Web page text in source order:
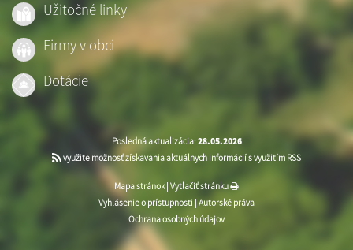
Užitočné linky
Firmy v obci
Dotácie
Posledná aktualizácia: 28.05.2026
využite možnosť získavania aktuálnych informácií s využitím RSS
Mapa stránok| Vytlačiť stránku
Vyhlásenie o prístupnosti Autorské práva
Ochrana osobných údajov